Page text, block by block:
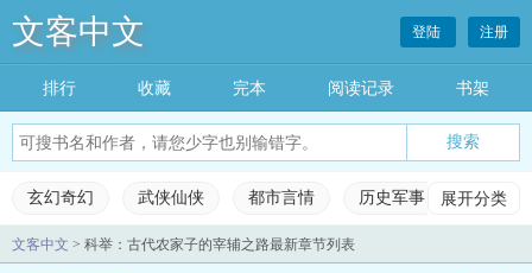
文客中文 登陆 注册
排行 收藏 完本 阅读记录 书架
玄幻奇幻 武侠仙侠 都市言情 历史军事 科幻灵
展开分类
玄幻奇幻 武侠仙侠 都市言情
文客中文 > 科举：古代农家子的宰辅之路最新章节列表